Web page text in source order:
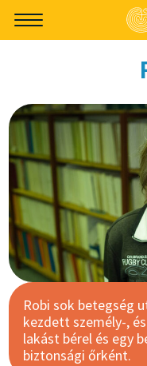
-->
Robi sok betegség
kezdett személy-,
lakást bérel és egy
biztonsági őrként.